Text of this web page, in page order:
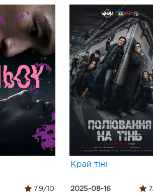
7.9/10
Край тіні
2025-08-16